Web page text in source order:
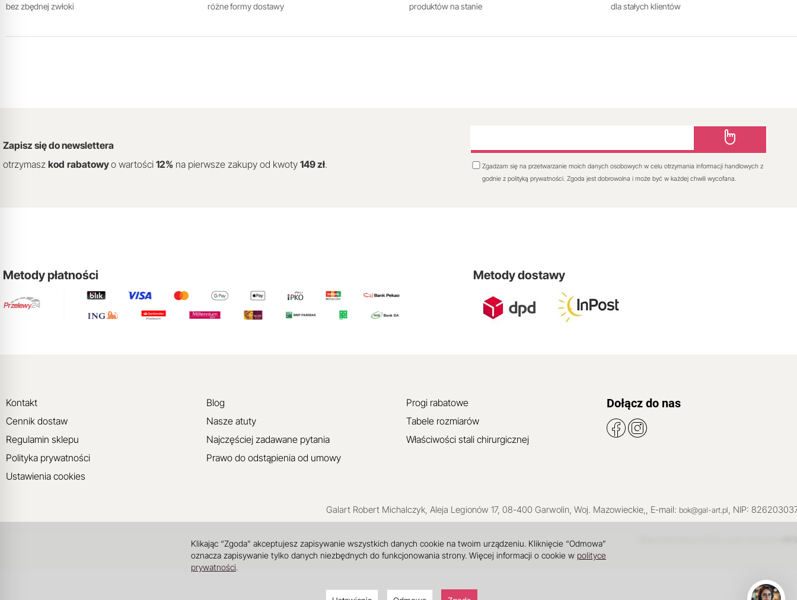
bez zbędnej zwłoki różne formy dostawy produktów na stanie dla stałych klientów
Zapisz się do newslettera
otrzymasz kod rabatowyo wartości 12% na pierwsze zakupy od kwoty 149 zł.
Zgadzam się na przetwarzanie moich danych osobowych w celu otrzymania informacji handlowych z
godnie z polityką prywatności. Zgoda jest dobrowolna i może być w każdej chwili wycofana.
Metody płatności Metody dostawy
Kontakt
Cennik dostaw
Regulamin sklepu
Polityka prywatności
Ustawienia cookies
Blog
Nasze atuty
Najczęściej zadawane pytania
Prawo do odstąpienia od umowy
Progi rabatowe
Tabele rozmiarów
Właściwości stali chirurgicznej
Dołącz do nas
Galart Robert Michalczyk Aleja Legionów 17, 08-400 Garwolin , Woj. Mazowieckie , E-mail: bok@gal-art.pl , NIP:
Klikając “Zgoda” akceptujesz zapisywanie wszystkich danych cookie na twoim urządzeniu. Kliknięcie “Odmowa”
oznacza zapisywanie tylko danych niezbędnych do funkcjonowania strony. Więcej informacji o cookie w polityce
prywatności.